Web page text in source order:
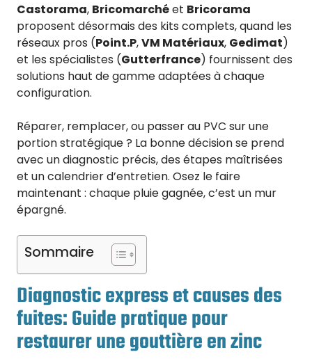
Castorama, Bricomarchéet Bricorama
proposent désormais des kits complets, quand les
réseaux pros (Point.P,VM Matériaux, Gedimat)
et les spécialistes (Gutterfrance) fournissent des
solutions haut de gamme adaptées à chaque
configuration.
Réparer, remplacer, ou passer au PVC sur une
portion stratégique ? La bonne décision se prend
avec un diagnostic précis, des étapes maîtrisées
et un calendrier d’entretien. Osez le faire
maintenant : chaque pluie gagnée, c’est un mur
épargné.
Sommaire
Diagnostic express et causes des
fuites: Guide pratique pour
restaurer une gouttière en zinc